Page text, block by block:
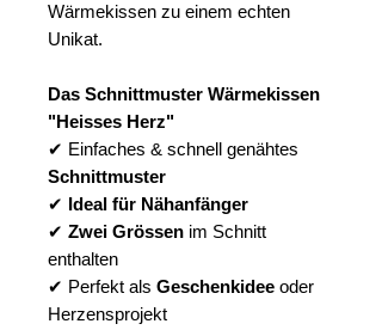
Wärmekissen zu einem echten
Unikat.
Das Schnittmuster Wärmekissen
"Heisses Herz"
✔ Einfaches & schnell genähtes
Schnittmuster
✔ Ideal für Nähanfänger
✔ Zwei Grössen im Schnitt
enthalten
✔ Perfekt als Geschenkidee oder
Herzensprojekt